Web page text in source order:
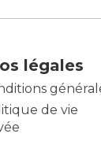
légales
de vie